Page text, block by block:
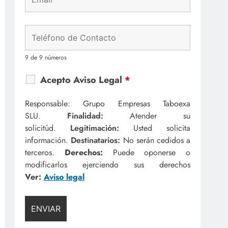
9 de 9 números
Acepto Aviso Legal *
Responsable: Grupo Empresas Taboexa
SLU. Finalidad:Atender su
solicitúd. Legitimación: Usted solicita
información. Destinatarios: No serán cedidos a
terceros. Derechos: Puede oponerse o
modificarlos ejerciendo sus derechos
Ver:Aviso legal